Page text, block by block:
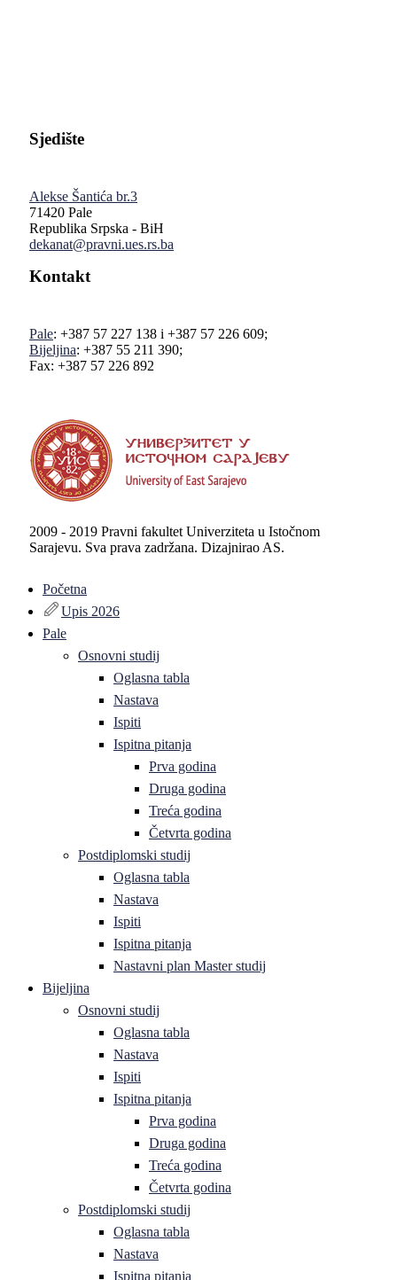
Sjedište
Alekse Šantića br.3
71420 Pale
Republika Srpska - BiH
dekanat@pravni.ues.rs.ba
Kontakt
Pale: +387 57 227 138 i +387 57 226 609;
Bijeljina: +387 55 211 390;
Fax: +387 57 226 892
2009 - 2019 Pravni fakultet Univerziteta u Istočnom
Sarajevu. Sva prava zadržana. Dizajnirao AS.
Početna
Upis 2026
Pale
Osnovni studij
Oglasna tabla
Nastava
Ispiti
Ispitna pitanja
Prva godina
Druga godina
Treća godina
Četvrta godina
Postdiplomski studij
Oglasna tabla
Nastava
Ispiti
Ispitna pitanja
Nastavni plan Master studij
Bijeljina
Osnovni studij
Oglasna tabla
Nastava
Ispiti
Ispitna pitanja
Prva godina
Druga godina
Treća godina
Četvrta godina
Postdiplomski studij
Oglasna tabla
Nastava
Ispitna pitanja